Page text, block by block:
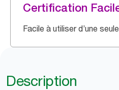
Certification
Facile à utiliser d’une
Description